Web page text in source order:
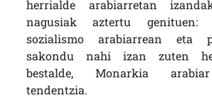
herrialde arabiarretan
nagusiak aztertu genituen:
sozialismo arabiarrean eta
sakondu nahi izan zuten
bestalde, Monarkia
tendentzia.